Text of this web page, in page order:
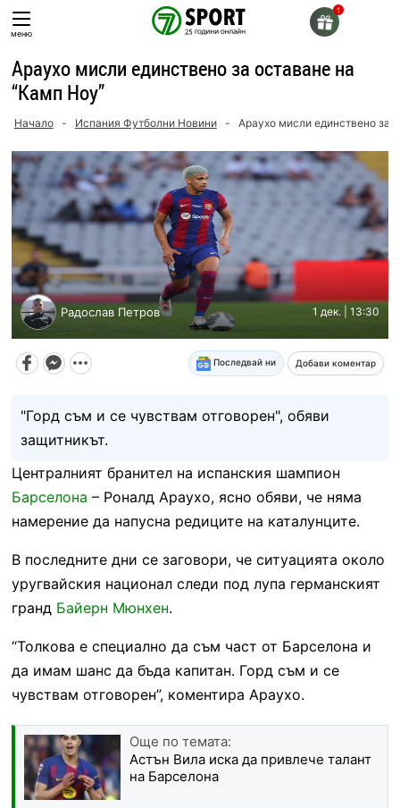
Skip
toменю
Араухо мисли единствено за оставане на
“Камп Ноу”
Начало - Испания Футболни Новини - Араухо мисли единствено за
Радослав Петров 1 дек. | 13:30
Последвай ни Добави коментар
"Горд съм и се чувствам отговорен", обяви
защитникът.
Централният бранител на испанския шампион
Барселона – Роналд Араухо, ясно обяви, че няма
намерение да напусна редиците на каталунците.
В последните дни се заговори, че ситуацията около
уругвайския национал следи под лупа германският
гранд Байерн Мюнхен.
“Толкова е специално да съм част от Барселона и
да имам шанс да бъда капитан. Горд съм и се
чувствам отговорен”, коментира Араухо.
Още по темата:
Астън Вила иска да привлече талант
на Барселона